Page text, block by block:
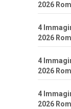
2026
4
2026
4
2026
4
2026